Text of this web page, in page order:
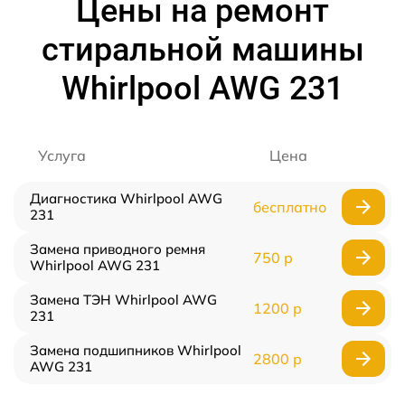
Цены на ремонт
стиральной машины
Whirlpool AWG 231
Услуга Цена
Диагностика Whirlpool AWG
231
бесплатно
Замена приводного ремня
Whirlpool AWG 231
750 р
Замена ТЭН Whirlpool AWG
231
1200 р
Замена подшипников Whirlpool
AWG 231
2800 р